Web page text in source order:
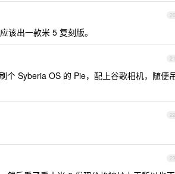
20
该出一款米 5 复刻版。
21
Syberia OS 的 Pie，配上谷歌相机，随便
22
23